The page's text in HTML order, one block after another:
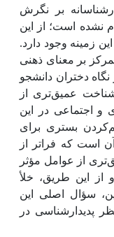
بر نگرش
نشده است؛ از این
زمینه وجود دارد.
بر معنای ذهنی
دختران دانشجو
عمیق‌تری از
و اجتماعی در این
بستری برای
است که فراتر از
از عوامل مؤثر
از این طریق، خلأ
سؤال اصلی این
پدیدارشناسی در